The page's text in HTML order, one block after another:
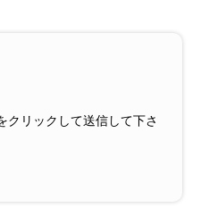
クリックして送信して下さ